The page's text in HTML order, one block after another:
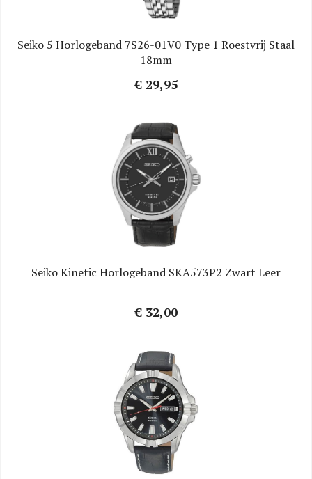
Seiko 5 Horlogeband 7S26-01V0 Type 1 Roestvrij Staal
18mm
€ 29,95
Seiko Kinetic Horlogeband SKA573P2 Zwart Leer
€ 32,00